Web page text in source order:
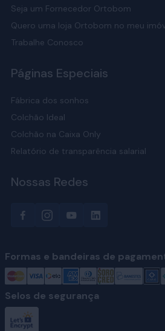
Seja um Fornecedor Ortobom
Quero uma loja Ortobom no meu
Trabalhe Conosco
Páginas Especiais
Fábrica dos sonhos
Colchão Ideal
Colchão na Caixa Only
Relatório de transparência salarial
Nossas Redes
Formas e bandeiras de
Selos de segurança